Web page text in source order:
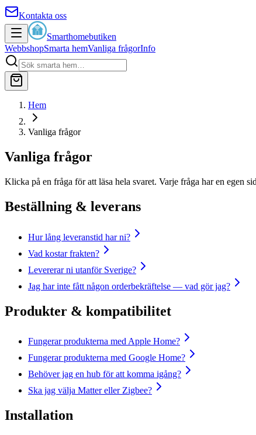
Kontakta oss
Smarthomebutiken
WebbshopSmarta hemVanliga frågorInfo
Hem
Vanliga frågor
Vanliga frågor
Klicka på en fråga för att läsa hela svaret. Varje fråga har en egen
Beställning & leverans
Hur lång leveranstid har ni?
Vad kostar frakten?
Levererar ni utanför Sverige?
Jag har inte fått någon orderbekräftelse — vad gör jag?
Produkter & kompatibilitet
Fungerar produkterna med Apple Home?
Fungerar produkterna med Google Home?
Behöver jag en hub för att komma igång?
Ska jag välja Matter eller Zigbee?
Installation